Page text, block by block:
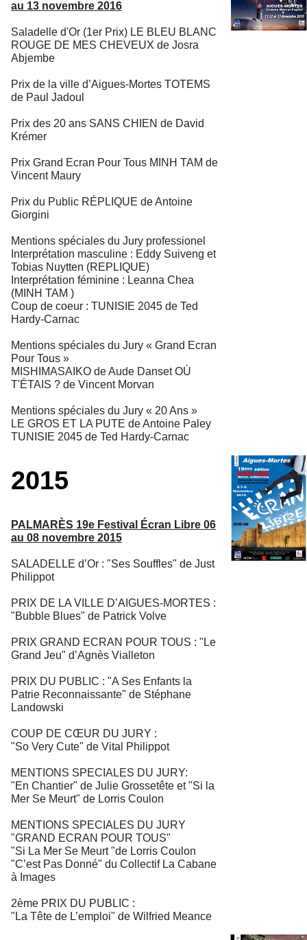
au 13 novembre 2016
Saladelle d'Or (1er Prix) LE BLEU BLANC
ROUGE DE MES CHEVEUX de Josra
Abjembe
Prix de la ville d’Aigues-Mortes TOTEMS
de Paul Jadoul
Prix des 20 ans SANS CHIEN de David
Krémer
Prix Grand Ecran Pour Tous MINH TAM de
Vincent Maury
Prix du Public RÉPLIQUE de Antoine
Giorgini
Mentions spéciales du Jury professionel
Interprétation masculine : Eddy Suiveng et
Tobias Nuytten (REPLIQUE)
Interprétation féminine : Leanna Chea
(MINH TAM )
Coup de coeur : TUNISIE 2045 de Ted
Hardy-Carnac
Mentions spéciales du Jury « Grand Ecran
Pour Tous »
MISHIMASAIKO de Aude Danset OÙ
T'ÉTAIS ? de Vincent Morvan
Mentions spéciales du Jury « 20 Ans »
LE GROS ET LA PUTE de Antoine Paley
TUNISIE 2045 de Ted Hardy-Carnac
2015
PALMARÈS 19e Festival Écran Libre 06
au 08 novembre 2015
SALADELLE d’Or : "Ses Souffles" de Just
Philippot
PRIX DE LA VILLE D’AIGUES-MORTES :
"Bubble Blues" de Patrick Volve
PRIX GRAND ECRAN POUR TOUS : "Le
Grand Jeu" d’Agnès Vialleton
PRIX DU PUBLIC : "A Ses Enfants la
Patrie Reconnaissante" de Stéphane
Landowski
COUP DE CŒUR DU JURY :
"So Very Cute" de Vital Philippot
MENTIONS SPECIALES DU JURY:
"En Chantier" de Julie Grossetête et "Si la
Mer Se Meurt" de Lorris Coulon
MENTIONS SPECIALES DU JURY
"GRAND ECRAN POUR TOUS"
"Si La Mer Se Meurt "de Lorris Coulon
"C’est Pas Donné" du Collectif La Cabane
à Images
2ème PRIX DU PUBLIC :
"La Tête de L’emploi" de Wilfried Meance